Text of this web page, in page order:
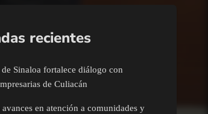
recientes
Sinaloa fortalece diálogo con
de Culiacán
avances en atención a comunidades y